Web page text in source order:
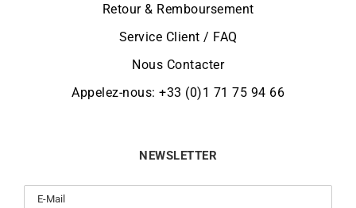
Retour & Remboursement
Service Client / FAQ
Nous Contacter
Appelez-nous: +33 (0)1 71 75 94 66
NEWSLETTER